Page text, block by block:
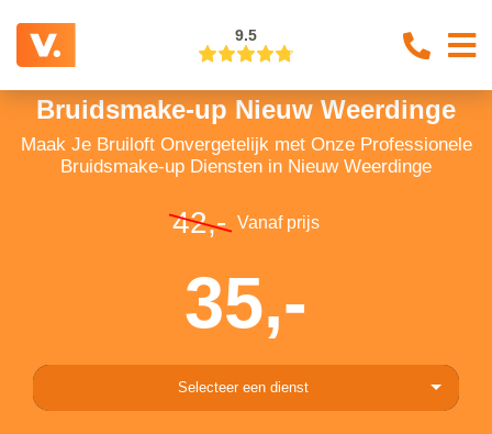
9.5
Bruidsmake-up Nieuw Weerdinge
Maak Je Bruiloft Onvergetelijk met Onze Professionele
Bruidsmake-up Diensten in Nieuw Weerdinge
42,- Vanaf prijs
35,-
Selecteer een dienst